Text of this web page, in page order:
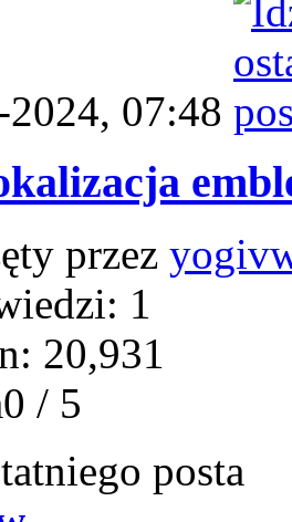
07:48
przez
1
20,931
/ 5
posta